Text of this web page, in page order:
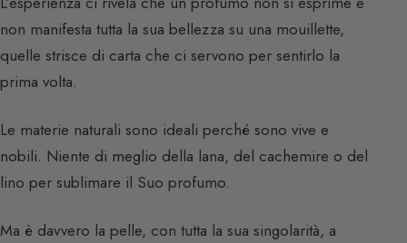
non manifesta tutta la sua bellezza su una mouillette,
quelle strisce di carta che ci servono per sentirlo la
prima volta.
Le materie naturali sono ideali perché sono vive e
nobili. Niente di meglio della lana, del cachemire o del
lino per sublimare il Suo profumo.
Ma è davvero la pelle, con tutta la sua singolarità, a